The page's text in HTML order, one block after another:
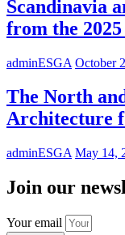
Scandinavia
from the
adminESGA October
The North
Architecture
adminESGA May 14,
Join our
Your email